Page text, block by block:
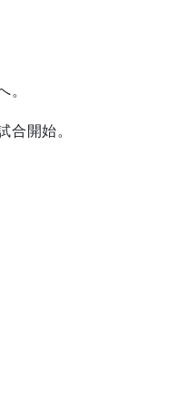
。
合開始。